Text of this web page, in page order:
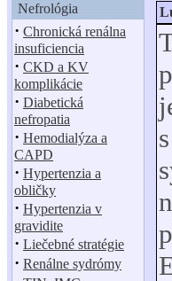
Nefrológia
· Chronická renálna
insuficiencia
· CKD a KV
komplikácie
· Diabetická
nefropatia
· Hemodialýza a
CAPD
· Hypertenzia a
obličky
· Hypertenzia v
gravidite
· Liečebné stratégie
· Renálne sydrómy